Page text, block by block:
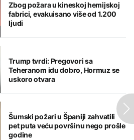
Zbog požara u kineskoj hemijskoj
fabrici, evakuisano više od 1.200
ljudi
Trump tvrdi: Pregovori sa
Teheranom idu dobro, Hormuz se
uskoro otvara
Šumski požari u Španiji zahvatili
pet puta veću površinu nego prošle
godine